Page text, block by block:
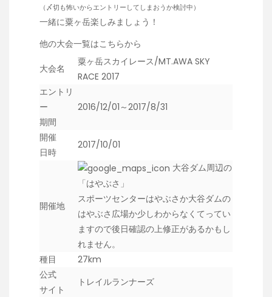
（〆切も怖いからエントリーしてしまおうか検討中）
一緒に粟ヶ岳楽しみましょう！
他の大会一覧はこちらから
大会名
粟ヶ岳スカイレース/MT.AWA SKY
RACE 2017
エントリ
ー
期間
2016/12/01～2017/8/31
開催
日時
2017/10/01
開催地
大谷ダム周辺の
「はやぶさ」
スポーツセンターはやぶさか大谷ダムの
はやぶさ広場か少しわからなくてってい
ますので後日確認の上修正があるかもし
れません。
種目
27km
公式
サイト
トレイルランナーズ